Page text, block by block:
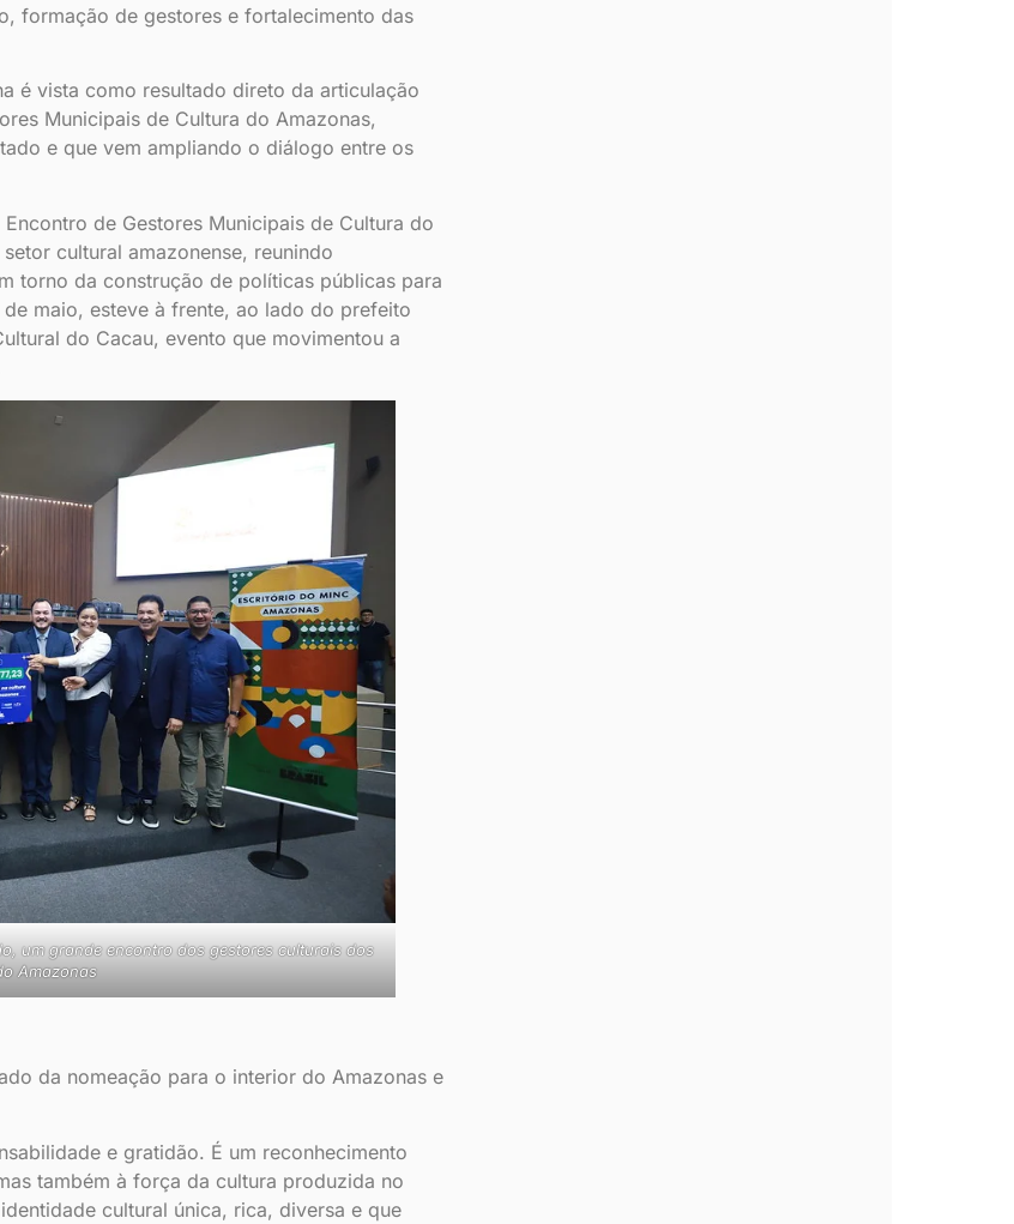
formação de gestores e fortalecimento das
é vista como resultado direto da articulação
Municipais de Cultura do Amazonas,
e que vem ampliando o diálogo entre os
de Gestores Municipais de Cultura do
cultural amazonense, reunindo
torno da construção de políticas públicas para
maio, esteve à frente, ao lado do prefeito
do Cacau, evento que movimentou a
um grande encontro dos gestores culturais dos
Amazonas
da nomeação para o interior do Amazonas e
e gratidão. É um reconhecimento
também à força da cultura produzida no
cultural única, rica, diversa e que